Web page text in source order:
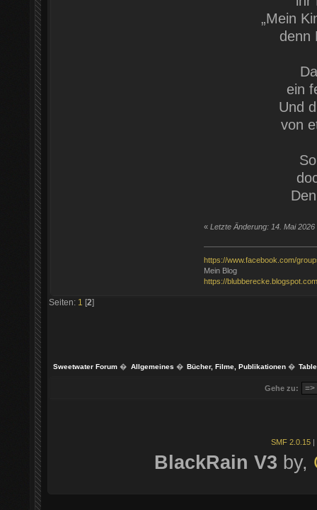
„Mein
denn
ein
Und
von
« Letzte Änderung: 14. Mai
https://www.facebook.com/
Mein Blog
https://
Seiten: 1 [2]
Sweetwater Forum � Allgemeines � Bücher, Filme, Publikationen�
Gehe zu:
SMF 2.0.15 |
BlackRain V3 by,